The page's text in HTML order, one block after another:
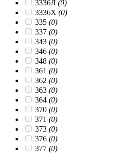
3336Л (0)
3336Х (0)
335 (0)
337 (0)
343 (0)
346 (0)
348 (0)
361 (0)
362 (0)
363 (0)
364 (0)
370 (0)
371 (0)
373 (0)
376 (0)
377 (0)